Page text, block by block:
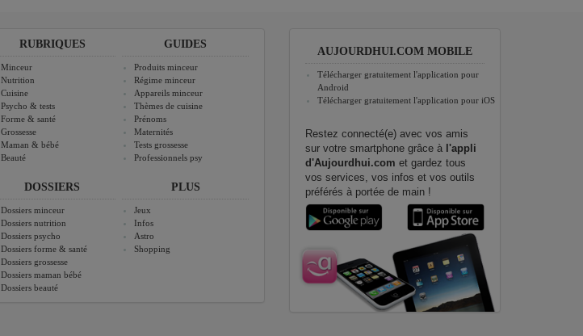
RUBRIQUES
Minceur
Nutrition
Cuisine
Psycho & tests
Forme & santé
Grossesse
Maman & bébé
Beauté
DOSSIERS
Dossiers minceur
Dossiers nutrition
Dossiers psycho
Dossiers forme & santé
Dossiers grossesse
Dossiers maman bébé
Dossiers beauté
GUIDES
Produits minceur
Régime minceur
Appareils minceur
Thèmes de cuisine
Prénoms
Maternités
Tests grossesse
Professionnels psy
PLUS
Jeux
Infos
Astro
Shopping
AUJOURDHUI.COM MOBILE
Télécharger gratuitement l'application pour
Android
Télécharger gratuitement l'application pour iOS
Restez connecté(e) avec vos amis
sur votre smartphone grâce à l'appli
d'Aujourdhui.com et gardez tous
vos services, vos infos et vos outils
préférés à portée de main !